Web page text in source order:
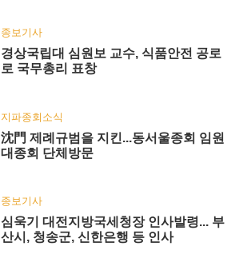
종보기사
경상국립대 심원보 교수, 식품안전 공로
로 국무총리 표창
지파종회소식
沈門 제례규범을 지킨...동서울종회 임원
대종회 단체방문
종보기사
심욱기 대전지방국세청장 인사발령... 부
산시, 청송군, 신한은행 등 인사